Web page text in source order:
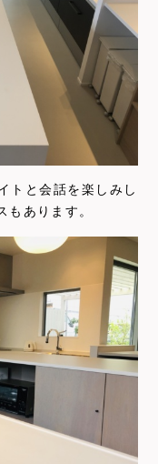
トと会話を楽しみし
もあります。